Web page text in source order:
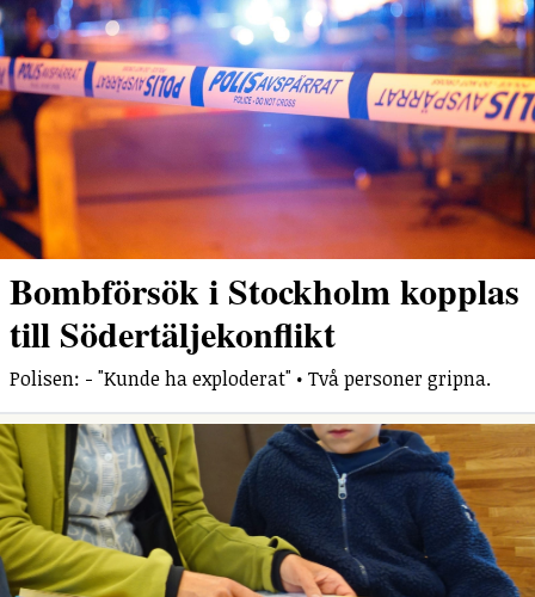
Bombförsök i Stockholm kopplas
till Södertäljekonflikt
Polisen: - "Kunde ha exploderat" • Två personer gripna.